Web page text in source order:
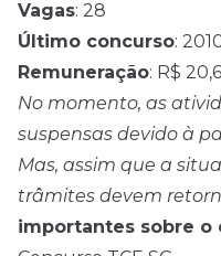
Vagas: 28
Último concurso:
Remuneração: R$
No momento, as
suspensas devido à
Mas, assim que a
trâmites devem
importantes sobre o